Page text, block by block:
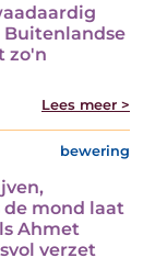
Buitenlandse
zo'n
Lees meer >
bewering
mond laat
Ahmet
verzet